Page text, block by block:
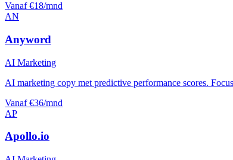
Vanaf €18/mnd
AN
Anyword
AI Marketing
AI marketing copy met predictive performance scores.
Vanaf €36/mnd
AP
Apollo.io